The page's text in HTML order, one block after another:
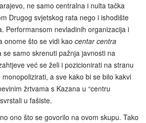
ne samo centralna i nulta tačka
Drugog svjetskog rata nego i ishodište
Performansom nevladinih organizacija i
onome što se vidi kao centar centra
se samo skrenuti pažnja javnosti na
već se želi i pozicionirati na stranu
a sve kako bi se bilo kakvi
žrtvama s Kazana u “centru
u fašiste.
ono što se govorilo na ovom skupu. Tako